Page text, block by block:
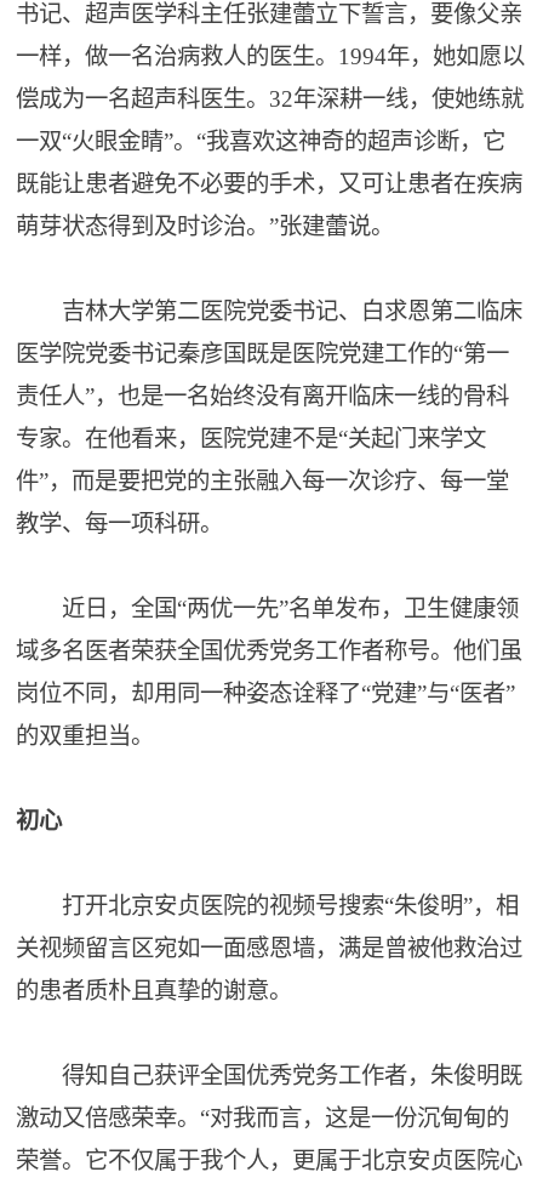
书记、超声医学科主任张建蕾立下誓言，要像父亲
一样，做一名治病救人的医生。1994年，她如愿以
偿成为一名超声科医生。32年深耕一线，使她练就
一双“火眼金睛”。“我喜欢这神奇的超声诊断，它
既能让患者避免不必要的手术，又可让患者在疾病
萌芽状态得到及时诊治。”张建蕾说。
吉林大学第二医院党委书记、白求恩第二临床
医学院党委书记秦彦国既是医院党建工作的“第一
责任人”，也是一名始终没有离开临床一线的骨科
专家。在他看来，医院党建不是“关起门来学文
件”，而是要把党的主张融入每一次诊疗、每一堂
教学、每一项科研。
近日，全国“两优一先”名单发布，卫生健康领
域多名医者荣获全国优秀党务工作者称号。他们虽
岗位不同，却用同一种姿态诠释了“党建”与“医者”
的双重担当。
初心
打开北京安贞医院的视频号搜索“朱俊明”，相
关视频留言区宛如一面感恩墙，满是曾被他救治过
的患者质朴且真挚的谢意。
得知自己获评全国优秀党务工作者，朱俊明既
激动又倍感荣幸。“对我而言，这是一份沉甸甸的
荣誉。它不仅属于我个人，更属于北京安贞医院心